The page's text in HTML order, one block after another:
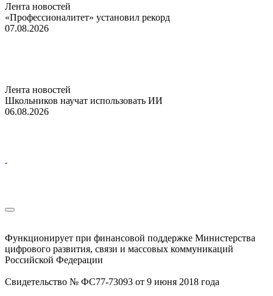
Лента новостей
«Профессионалитет» установил рекорд
07.08.2026
Лента новостей
Школьников научат использовать ИИ
06.08.2026
Функционирует при финансовой поддержке Министерства
цифрового развития, связи и массовых коммуникаций
Российской Федерации
Свидетельство № ФС77-73093 от 9 июня 2018 года